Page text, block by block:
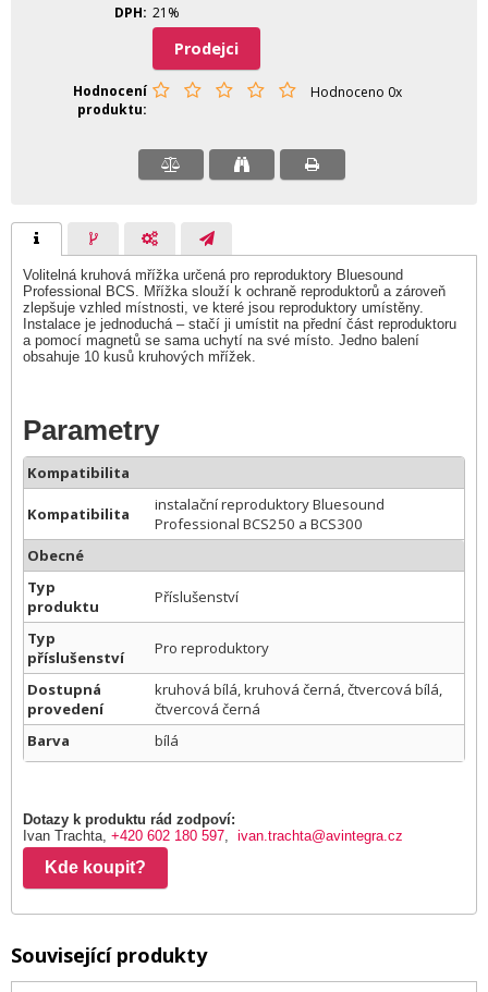
DPH 21%
Prodejci
Hodnocení
produktu
Hodnoceno 0x
Volitelná kruhová mřížka určená pro reproduktory Bluesound
Professional BCS. Mřížka slouží k ochraně reproduktorů a zároveň
zlepšuje vzhled místnosti, ve které jsou reproduktory umístěny.
Instalace je jednoduchá – stačí ji umístit na přední část reproduktoru
a pomocí magnetů se sama uchytí na své místo. Jedno balení
obsahuje 10 kusů kruhových mřížek.
Parametry
Kompatibilita
Kompatibilita
instalační reproduktory Bluesound
Professional BCS250 a BCS300
Obecné
Typ
produktu
Příslušenství
Typ
příslušenství
Pro reproduktory
Dostupná
provedení
kruhová bílá, kruhová černá, čtvercová bílá,
čtvercová černá
Barva
bílá
Dotazy k produktu rád zodpoví:
Ivan Trachta, +420 602 180 597, ivan.trachta@avintegra.cz
Kde koupit?
Související produkty